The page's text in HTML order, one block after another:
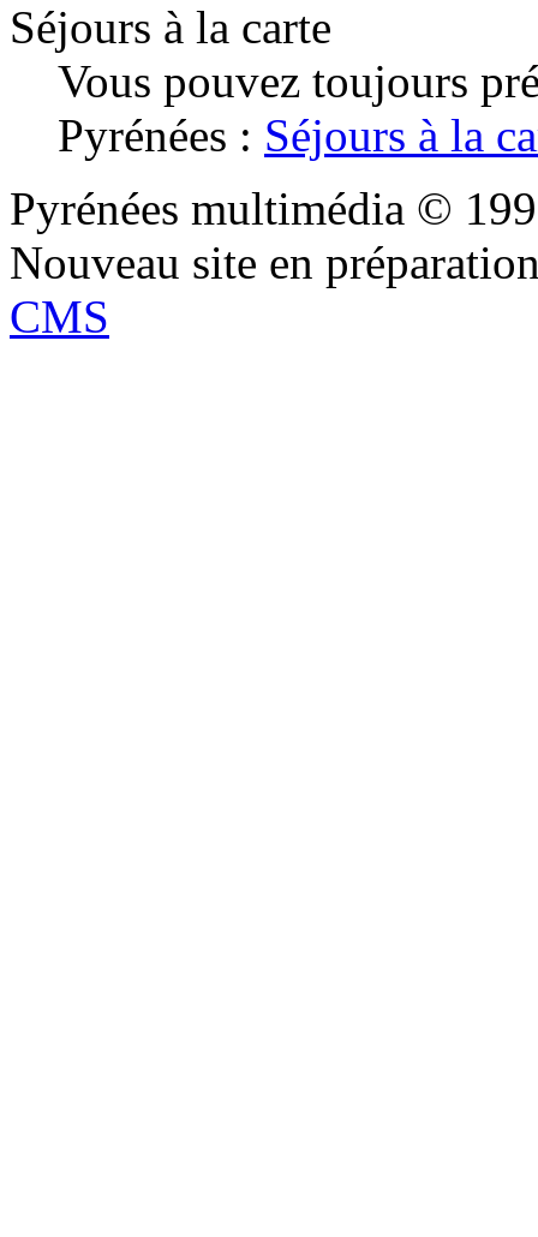
Séjours à la carte
Vous pouvez toujours
Pyrénées : Séjours à la
Pyrénées multimédia ©
Nouveau site en
CMS